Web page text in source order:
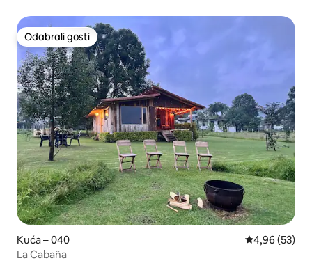
Odabrali gosti
Odabrali gosti
Kuća – 040 Prosječna
4,96 (53)
La Cabaña